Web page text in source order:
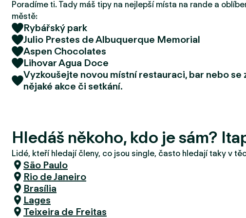
Poradíme ti. Tady máš tipy na nejlepší místa na rande a
městě:
Rybářský park
Julio Prestes de Albuquerque Memorial
Aspen Chocolates
Lihovar Agua Doce
Vyzkoušejte novou místní restauraci, bar nebo se
nějaké akce či setkání.
Hledáš někoho, kdo je sám?
Lidé, kteří hledají členy, co jsou single, často hledají taky v
São Paulo
Rio de Janeiro
Brasília
Lages
Teixeira de Freitas